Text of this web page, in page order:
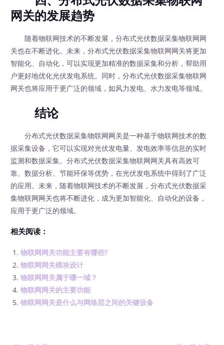
网关的发展趋势
随着物联网技术的不断发展，分布式光伏数据采集物联网网
关也在不断进化。未来，分布式光伏数据采集物联网网关将更加
智能化、自动化，可以实现更加精准的数据采集和分析，帮助用
户更好地优化光伏发电系统。同时，分布式光伏数据采集物联网
网关也将应用于更广泛的领域，如风力发电、水力发电等领域。
结论
分布式光伏数据采集物联网网关是一种基于物联网技术的数
据采集设备，它可以实现对光伏发电量、发电效率等信息的实时
监测和数据采集。分布式光伏数据采集物联网网关具有高效可
靠、数据分析、节能环保等优势，在光伏发电系统中得到了广泛
的应用。未来，随着物联网技术的不断发展，分布式光伏数据采
集物联网网关也将不断进化，成为更加智能化、自动化的设备，
应用于更广泛的领域。
相关阅读：
物联网网关功能主要有哪些?
物联网网关模块设计
物联网网关属于哪一域？
物联网网关的主要功能
物联网网关是什么与网络层之间的关键设备